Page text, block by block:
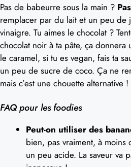
Pas de babeurre sous la main ?
remplacer par du lait et un peu de
vinaigre. Tu aimes le chocolat ?
chocolat noir à ta pâte, ça donnera
le caramel, si tu es vegan, fais ta
un peu de sucre de coco. Ça ne
mais c’est une chouette alternative !
FAQ pour les foodies
Peut-on utiliser des
bien, pas vraiment, à
un peu acide. La saveur va